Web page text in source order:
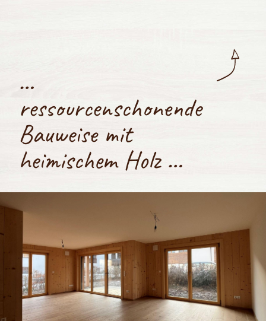
…
ressourcenschonende
Bauweise mit
heimischem Holz …